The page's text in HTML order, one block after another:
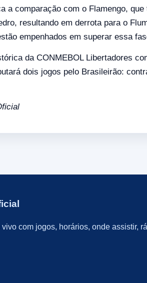
a comparação com o Flamengo,
resultando em derrota para o
empenhados em superar essa
da CONMEBOL Libertadores
dois jogos pelo Brasileirão:
com jogos, horários, onde assistir,